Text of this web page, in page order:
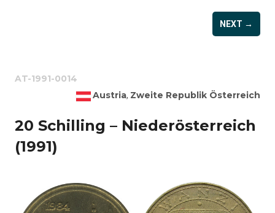
NEXT →
AT-1991-0014
Austria, Zweite Republik Österreich
20 Schilling – Niederösterreich
(1991)